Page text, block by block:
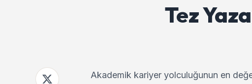
Tez
Akademik kariyer yolculuğunun en